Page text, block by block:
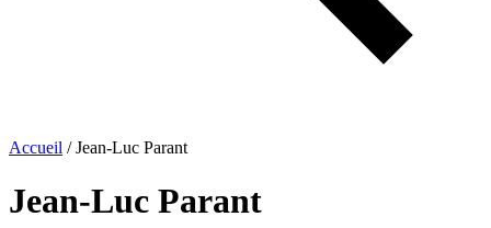
Accueil / Jean-Luc Parant
Jean-Luc Parant